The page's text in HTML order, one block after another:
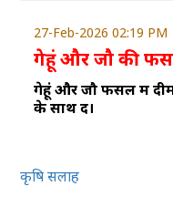
27-Feb-2026 02:19 PM
गेहूं और जौ की
गेहूं और जौ फसल में
के साथ दें।
कृषि सलाह